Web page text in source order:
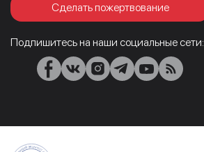
Сделать пожертвование
Подпишитесь на наши социальные сети: